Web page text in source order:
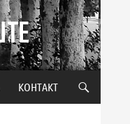
КОНТАКТ